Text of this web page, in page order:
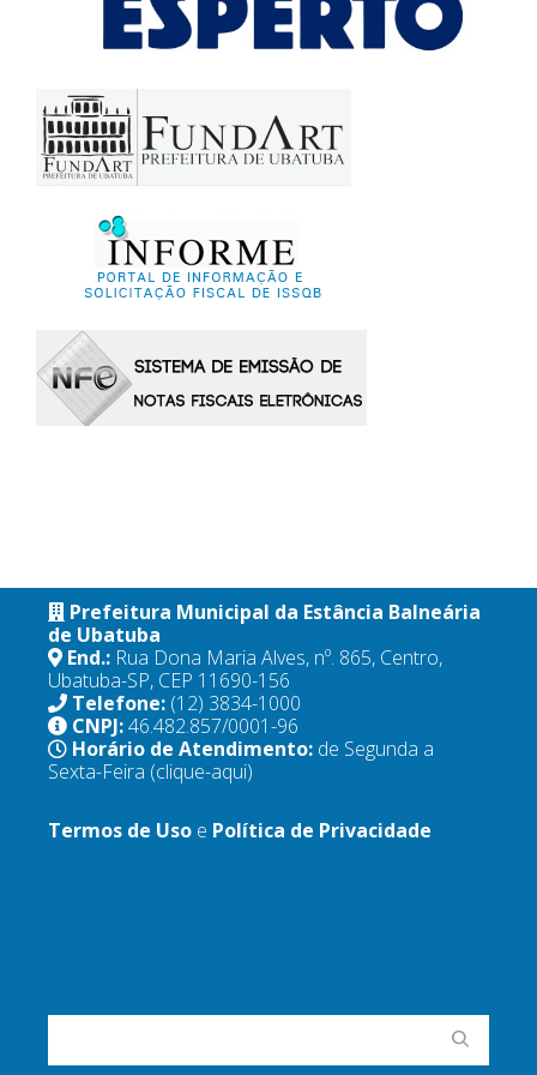
Prefeitura Municipal da Estância Balneária
de Ubatuba
End.: Rua Dona Maria Alves, nº. 865, Centro,
Ubatuba-SP, CEP 11690-156
Telefone: (12) 3834-1000
CNPJ:46.482.857/0001-96
Horário de Atendimento: de Segunda a
Sexta-Feira (clique-aqui)
Termos de Uso e Política de Privacidade